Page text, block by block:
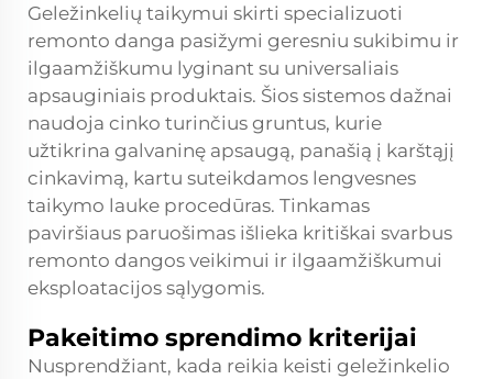
Geležinkelių taikymui skirti specializuoti
remonto danga pasižymi geresniu sukibimu ir
ilgaamžiškumu lyginant su universaliais
apsauginiais produktais. Šios sistemos dažnai
naudoja cinko turinčius gruntus, kurie
užtikrina galvaninę apsaugą, panašią į karštąjį
cinkavimą, kartu suteikdamos lengvesnes
taikymo lauke procedūras. Tinkamas
paviršiaus paruošimas išlieka kritiškai svarbus
remonto dangos veikimui ir ilgaamžiškumui
eksploatacijos sąlygomis.
Pakeitimo sprendimo kriterijai
Nusprendžiant, kada reikia keisti geležinkelio